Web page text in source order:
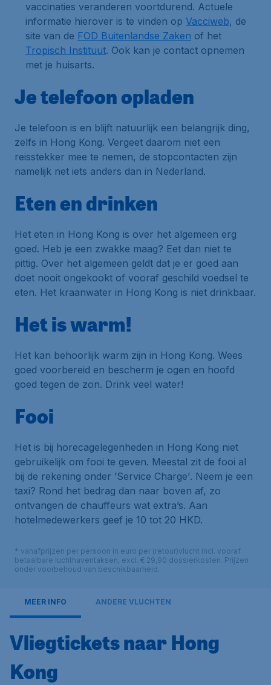
vaccinaties veranderen voortdurend. Actuele
informatie hierover is te vinden op Vacciweb, de
site van de FOD Buitenlandse Zaken of het
Tropisch Instituut. Ook kan je contact opnemen
met je huisarts.
Je telefoon opladen
Je telefoon is en blijft natuurlijk een belangrijk ding,
zelfs in Hong Kong. Vergeet daarom niet een
reisstekker mee te nemen, de stopcontacten zijn
namelijk net iets anders dan in Nederland.
Eten en drinken
Het eten in Hong Kong is over het algemeen erg
goed. Heb je een zwakke maag? Eet dan niet te
pittig. Over het algemeen geldt dat je er goed aan
doet nooit ongekookt of vooraf geschild voedsel te
eten. Het kraanwater in Hong Kong is niet drinkbaar.
Het is warm!
Het kan behoorlijk warm zijn in Hong Kong. Wees
goed voorbereid en bescherm je ogen en hoofd
goed tegen de zon. Drink veel water!
Fooi
Het is bij horecagelegenheden in Hong Kong niet
gebruikelijk om fooi te geven. Meestal zit de fooi al
bij de rekening onder ’Service Charge’. Neem je een
taxi? Rond het bedrag dan naar boven af, zo
ontvangen de chauffeurs wat extra’s. Aan
hotelmedewerkers geef je 10 tot 20 HKD.
* vanafprijzen per persoon in euro per (retour)vlucht incl. vooraf
betaalbare luchthaventaksen, excl. € 29,90 dossierkosten. Prijzen
onder voorbehoud van beschikbaarheid.
MEER INFO ANDERE VLUCHTEN
Vliegtickets naar Hong
Kong